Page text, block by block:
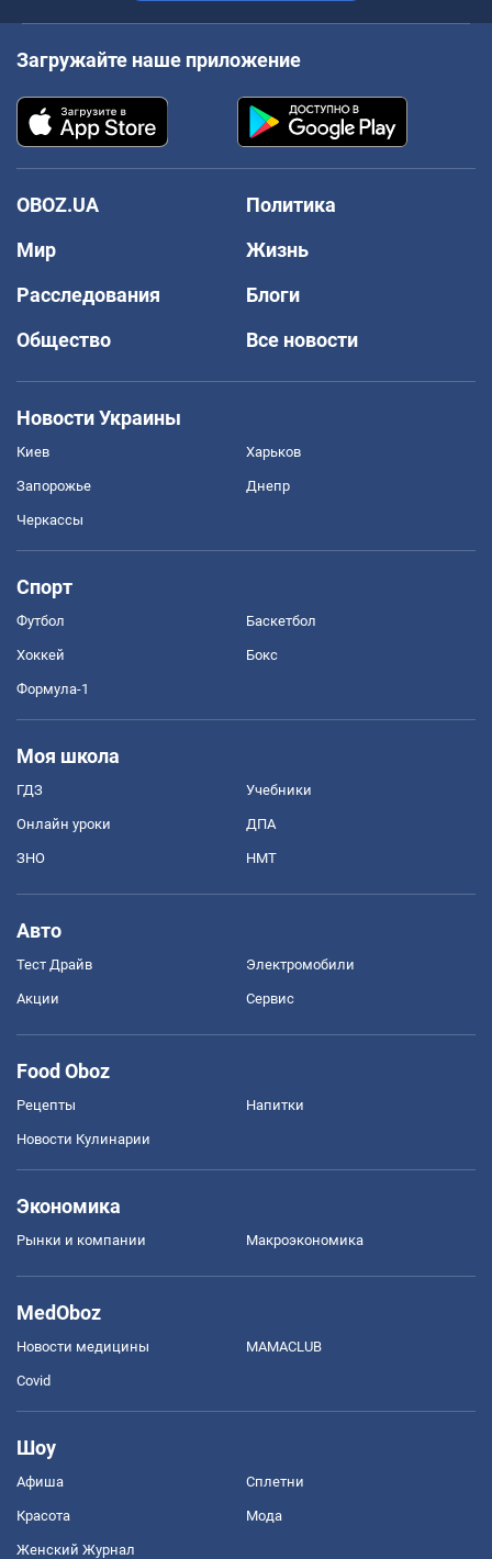
Загружайте наше приложение
OBOZ.UA
Политика
Мир
Жизнь
Расследования
Блоги
Общество
Все новости
Новости Украины
Киев Харьков
Запорожье Днепр
Черкассы
Спорт
Футбол Баскетбол
Хоккей Бокс
Формула-1
Моя школа
ГДЗ Учебники
Онлайн уроки ДПА
ЗНО НМТ
Авто
Тест Драйв Электромобили
Акции Сервис
Food Oboz
Рецепты Напитки
Новости Кулинарии
Экономика
Рынки и компании Mакроэкономика
MedOboz
Новости медицины MAMACLUB
Covid
Шоу
Афиша Сплетни
Красота Мода
Женский Журнал